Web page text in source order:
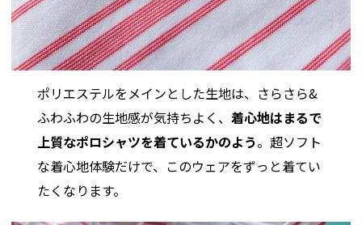
ポリエステルをメインとした生地は、さらさら&
ふわふわの生地感が気持ちよく、着心地はまるで
上質なポロシャツを着ているかのよう。超ソフト
な着心地体験だけで、このウェアをずっと着てい
たくなります。